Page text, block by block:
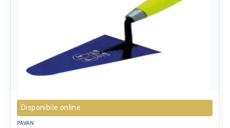
Disponibile online
PAVAN